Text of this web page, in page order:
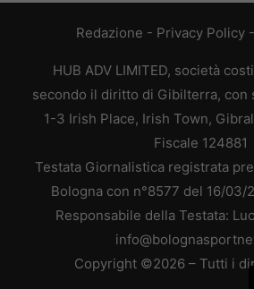
Redazione - Privacy Policy-
HUB ADV LIMITED, società
secondo il diritto di Gibilterra, con
1-3 Irish Place, Irish Town,
Fiscale 124881
Testata Giornalistica registrata
Bologna con n°8577 del 16/03/
Responsabile della Testata:
Copyright ©2026 – Tutti i